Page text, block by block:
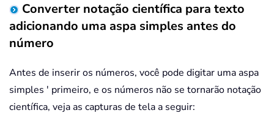
Converter notação científica para texto
adicionando uma aspa simples antes do
número
Antes de inserir os números, você pode digitar uma aspa
simples ' primeiro, e os números não se tornarão notação
científica, veja as capturas de tela a seguir: